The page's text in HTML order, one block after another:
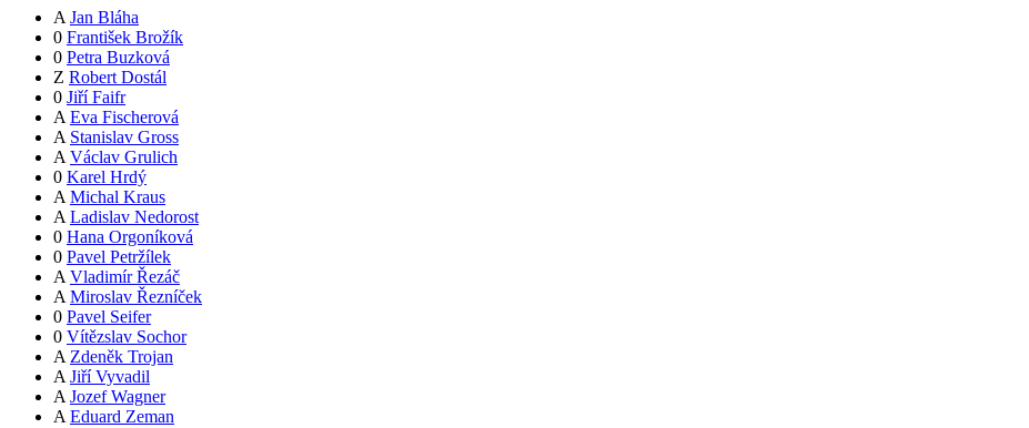
A Jan Bláha
0 František Brožík
0 Petra Buzková
Z Robert Dostál
0 Jiří Faifr
A Eva Fischerová
A Stanislav Gross
A Václav Grulich
0 Karel Hrdý
A Michal Kraus
A Ladislav Nedorost
0 Hana Orgoníková
0 Pavel Petržílek
A Vladimír Řezáč
A Miroslav Řezníček
0 Pavel Seifer
0 Vítězslav Sochor
A Zdeněk Trojan
A Jiří Vyvadil
A Jozef Wagner
A Eduard Zeman